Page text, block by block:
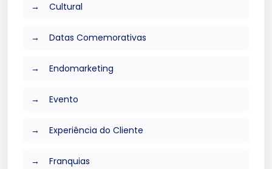
Cultural
Datas Comemorativas
Endomarketing
Evento
Experiência do Cliente
Franquias